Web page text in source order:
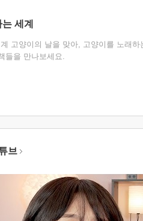
세계
고양이의 날을 맞아, 고양이를 노래하
들을 만나보세요.
브